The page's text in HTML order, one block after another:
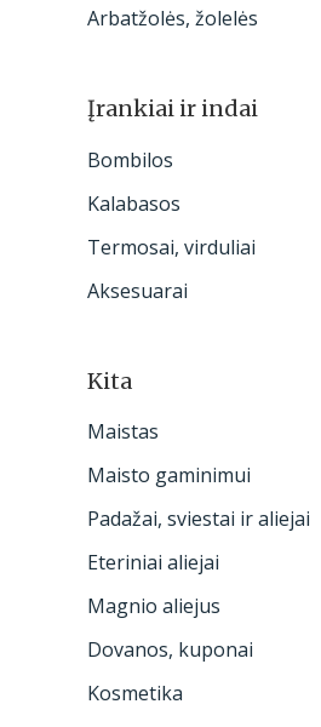
Arbatžolės, žolelės
Įrankiai ir indai
Bombilos
Kalabasos
Termosai, virduliai
Aksesuarai
Kita
Maistas
Maisto gaminimui
Padažai, sviestai ir aliejai
Eteriniai aliejai
Magnio aliejus
Dovanos, kuponai
Kosmetika